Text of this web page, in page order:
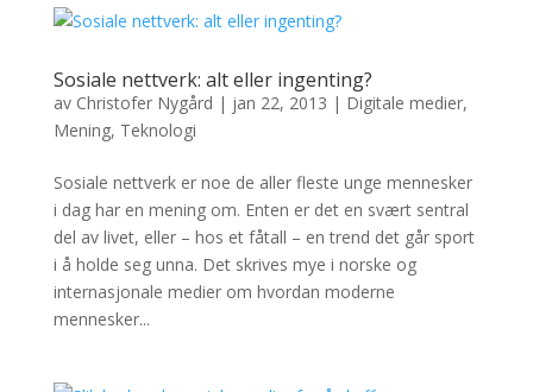
Sosiale nettverk: alt eller ingenting?
av Christofer Nygård | jan 22, 2013 | Digitale medier,
Mening, Teknologi
Sosiale nettverk er noe de aller fleste unge mennesker
i dag har en mening om. Enten er det en svært sentral
del av livet, eller – hos et fåtall – en trend det går sport
i å holde seg unna. Det skrives mye i norske og
internasjonale medier om hvordan moderne
mennesker...